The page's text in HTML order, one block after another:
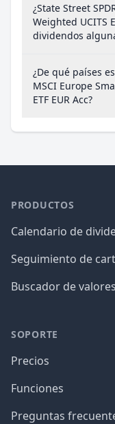
¿State Street
Weighted UCITS
dividendos
¿De qué países
MSCI Europe
ETF EUR Acc?
PRODUCTOS
Calendario de
Seguimiento de
Buscador de valores
SOPORTE
Precios
Funciones
Preguntas